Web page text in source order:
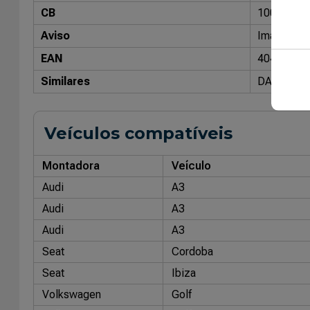
CB
Aviso
Imagens
EAN
Similares
DAYCO:
Veículos compatíveis
Montadora Veículo
Audi
A3
Audi
A3
Audi
A3
Seat
Cordoba
Seat
Ibiza
Volkswagen
Golf